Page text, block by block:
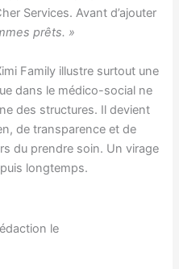
Services. Avant d’ajouter
prêts. »
Family illustre surtout une
dans le médico-social ne
des structures. Il devient
de transparence et de
du prendre soin. Un virage
longtemps.
le